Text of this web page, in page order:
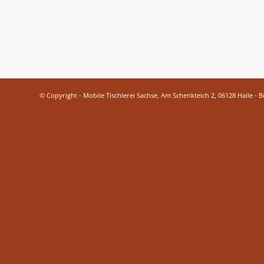
© Copyright - Mobile Tischlerei Sachse, Am Schenkteich 2, 06128 Halle -